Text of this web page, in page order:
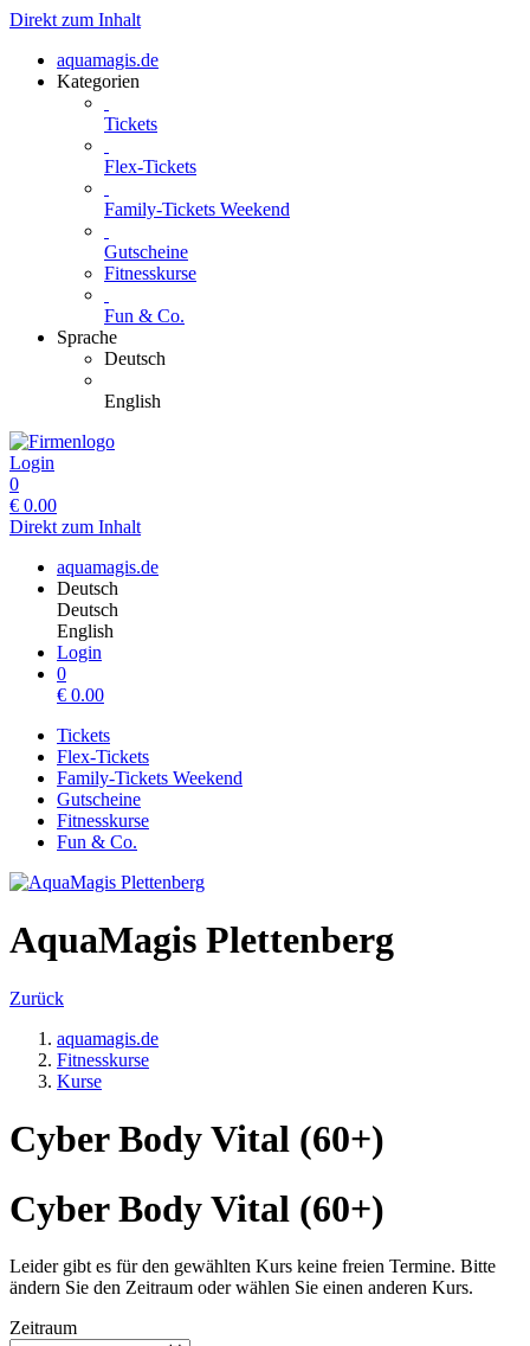
Direkt zum Inhalt
aquamagis.de
Kategorien
Tickets
Flex-Tickets
Family-Tickets Weekend
Gutscheine
Fitnesskurse
Fun & Co.
Sprache
Deutsch
English
Login
0
€ 0.00
Direkt zum Inhalt
aquamagis.de
Deutsch
Deutsch
English
Login
0
€ 0.00
Tickets
Flex-Tickets
Family-Tickets Weekend
Gutscheine
Fitnesskurse
Fun & Co.
AquaMagis Plettenberg
Zurück
aquamagis.de
Fitnesskurse
Kurse
Cyber Body Vital (60+)
Cyber Body Vital (60+)
Leider gibt es für den gewählten Kurs keine freien Termine. Bitte
ändern Sie den Zeitraum oder wählen Sie einen anderen Kurs.
Zeitraum